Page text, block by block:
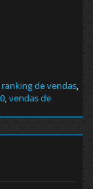
ranking de vendas,
,vendas de